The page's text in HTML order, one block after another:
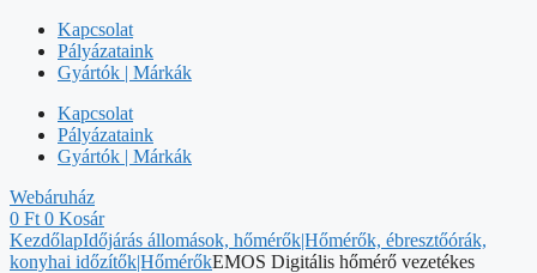
Kapcsolat
Pályázataink
Gyártók | Márkák
Kapcsolat
Pályázataink
Gyártók | Márkák
Webáruház
0 Ft 0 Kosár
KezdőlapIdőjárás állomások, hőmérők|Hőmérők, ébresztőórák,
konyhai időzítők|HőmérőkEMOS Digitális hőmérő vezetékes